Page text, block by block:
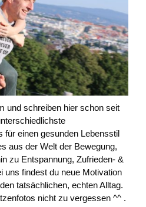
und schreiben hier schon seit
für einen gesunden Lebensstil
aus der Welt der Bewegung,
zu Entspannung, Zufrieden- &
uns findest du neue Motivation
tatsächlichen, echten Alltag.
nicht zu vergessen ^^ .